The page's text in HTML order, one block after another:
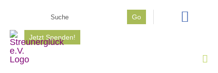
springen
Go
Jetzt Spenden!